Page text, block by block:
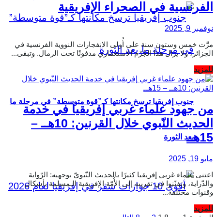
جنوب إفريقيا ترسخ مكانتها كـ”قوة متوسطة” في مرحلة ما
بعد الثورة
الفرنسية في الصحراء الإفريقية
نوفمبر 9, 2025
مرَّت خمس وستون سنة على أُولى الانفجارات النووية الفرنسية في
الجزائر، ولا يزال هذا الجُرْم الاستعماري مدفونًا تحت الرمال. وتبقى...
للمزيدDetails
من جهود علماء غربي إفريقيا في خدمة
الحديث النّبوي خلال القرنين: 10هــ –
15هــ
مايو 19, 2025
اعتنى علماء غربي إفريقيا كثيرًا بالحديث النّبويّ بوجهيه: الرّواية
والدّراية، وتفنّنوا في تقريبه إلى الأُمّة الإفريقية الـمسلمة بأشكال
وقنوات مختلفة...
للمزيدDetails